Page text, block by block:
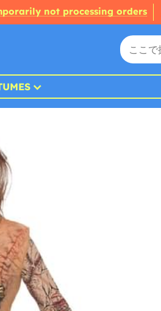
not processing orders